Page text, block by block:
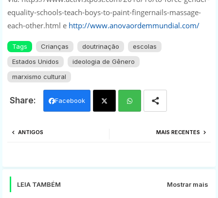
equality-schools-teach-boys-to-paint-fingernails-massage-
each-other.html e http://www.anovaordemmundial.com/
Tags Crianças doutrinação
escolas
Estados Unidos
ideologia de Gênero
marxismo cultural
Facebook
MAIS RECENTES
ANTIGOS
LEIA TAMBÉM Mostrar mais